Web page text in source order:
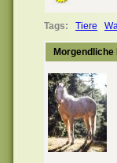
Tags: Tiere
Morgendliche